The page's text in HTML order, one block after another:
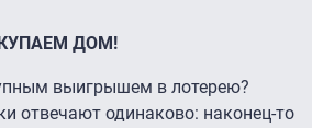
ДОМ!
выигрышем в лотерею?
отвечают одинаково: наконец-то